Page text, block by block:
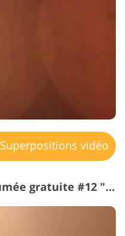
Superpositions vidéo
Superposition vidéo de fumée gratuite #12 "Tenderness"